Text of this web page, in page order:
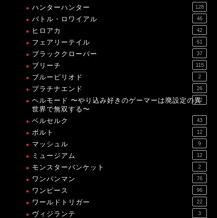
ハンターハンター 128
バトル・ロワイアル 46
ヒロアカ 42
フェアリーテイル 61
ブラッククローバー 37
ブリーチ 115
ブルーピリオド 2
プラチナエンド 26
ヘルモード 〜やり込み好きのゲーマーは廃設定の異
世界で無双する〜
12
ベルセルク 43
ボルト 12
マッシュル 9
ミュージアム 12
モンスターバンケット 2
ワンパンマン 76
ワンピース 96
ワールドトリガー 22
ヴィジランテ 3